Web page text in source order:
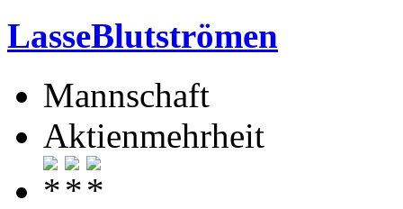
LasseBlutströmen
Mannschaft
Aktienmehrheit